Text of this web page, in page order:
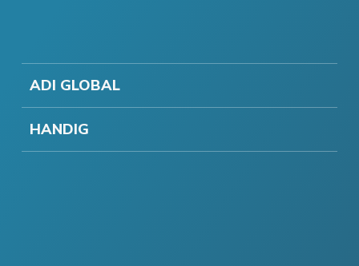
ADI GLOBAL
HANDIG